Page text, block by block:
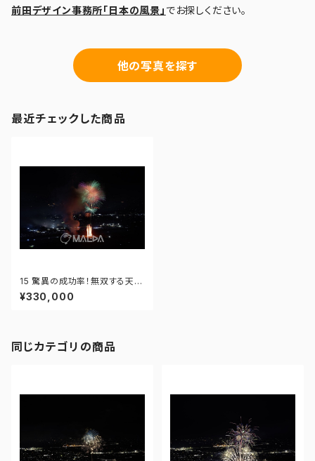
前田デザイン事務所「日本の風景」 でお探しください。
他の写真を探す
最近チェックした商品
15 驚異の成功率！無双する天才
3Pシューター - 「大曲の花火」
第96回全国花火競技大会 - 17
¥330,000
同じカテゴリの商品